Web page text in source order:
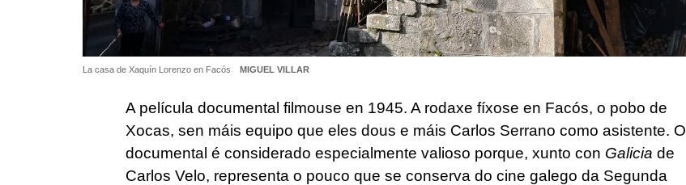
La casa de Xaquín Lorenzo en Facós MIGUEL VILLAR
A película documental filmouse en 1945. A rodaxe fíxose en Facós, o pobo de
Xocas, sen máis equipo que eles dous e máis Carlos Serrano como asistente. O
documental é considerado especialmente valioso porque, xunto con Galicia de
Carlos Velo, representa o pouco que se conserva do cine galego da Segunda